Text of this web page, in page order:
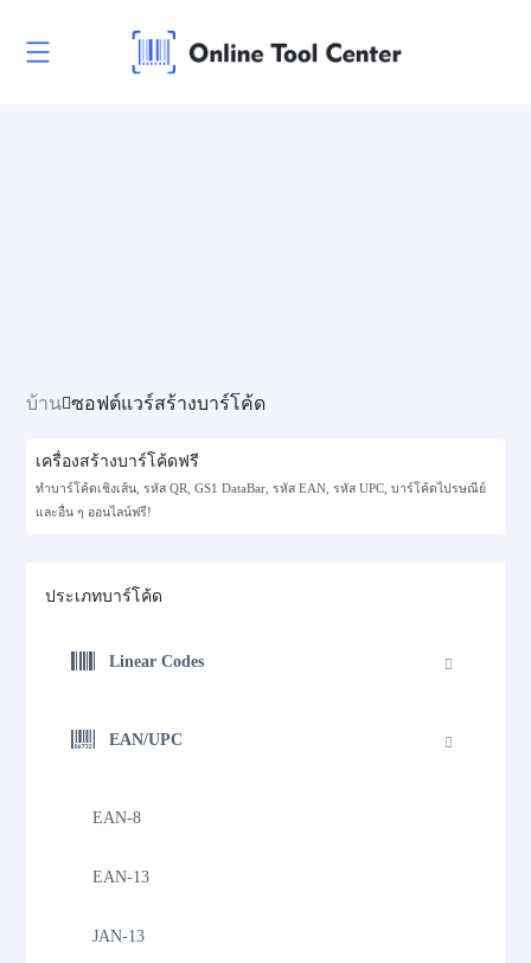
บ้าน ซอฟต์แวร์สร้างบาร์โค้ด
เครื่องสร้างบาร์โค้ดฟรี
ทำบาร์โค้ดเชิงเส้น, รหัส QR, GS1 DataBar, รหัส EAN, รหัส UPC, บาร์โค้ดไปรษณีย์
และอื่น ๆ ออนไลน์ฟรี!
ประเภทบาร์โค้ด
Linear Codes
EAN/UPC
EAN-8
EAN-13
JAN-13